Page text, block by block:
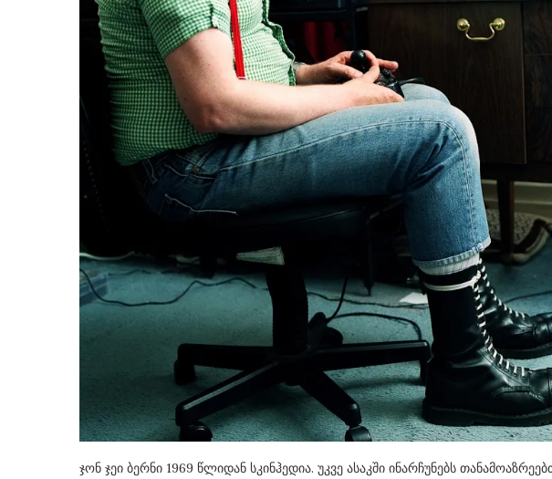
ჯონ ჯეი ბერნი 1969 წლიდან სკინჰედია. უკვე ასაკში ინარჩუნებს